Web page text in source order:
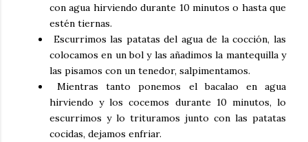
con agua hirviendo durante 10 minutos o hasta que
estén tiernas.
Escurrimos las patatas del agua de la cocción, las
colocamos en un bol y las añadimos la mantequilla y
las pisamos con un tenedor, salpimentamos.
Mientras tanto ponemos el bacalao en agua
hirviendo y los cocemos durante 10 minutos, lo
escurrimos y lo trituramos junto con las patatas
cocidas, dejamos enfriar.